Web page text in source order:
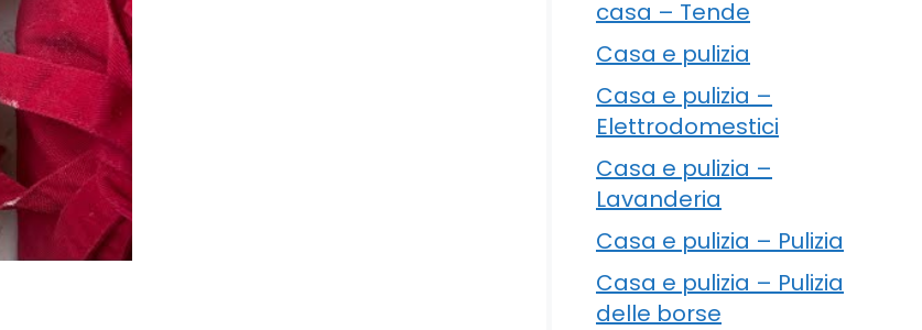
casa – Tende
Casa e pulizia
Casa e pulizia –
Elettrodomestici
Casa e pulizia –
Lavanderia
Casa e pulizia – Pulizia
Casa e pulizia – Pulizia
delle borse